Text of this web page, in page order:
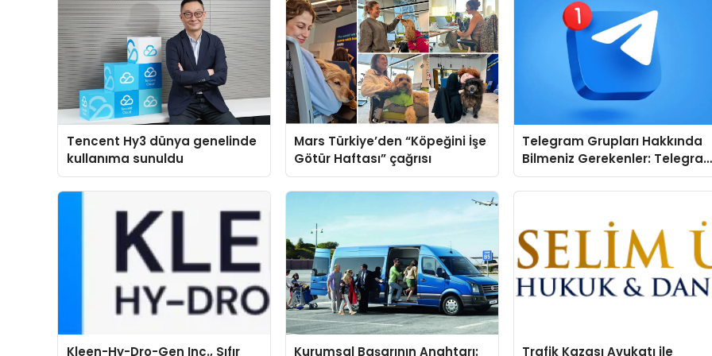
Tencent Hy3 dünya genelinde
kullanıma sunuldu
Mars Türkiye’den “Köpeğini İşe
Götür Haftası” çağrısı
Telegram Grupları Hakkında
Bilmeniz Gerekenler:
Kullanıcıları İçin Kategori Bazlı
Grup Rehberi
Kleen-Hy-Dro-Gen Inc., Sıfır Kurumsal Başarının Anahtarı: Trafik Kazası Avukatı ile